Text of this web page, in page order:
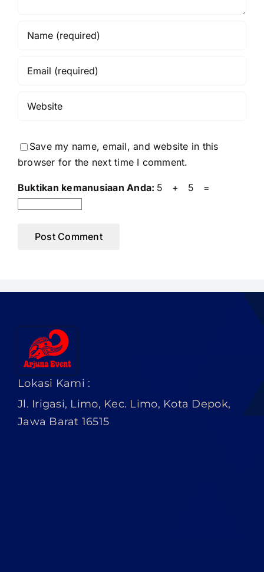
Save my name, email, and website in this
browser for the next time I comment.
Buktikan kemanusiaan Anda: 5 + 5 =
Lokasi Kami :
Jl. Irigasi, Limo, Kec. Limo, Kota Depok,
Jawa Barat 16515